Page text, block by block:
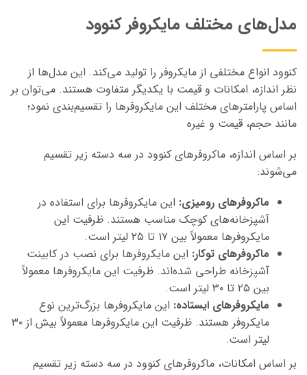
مدل‌های مختلف مایکروفر کنوود
کنوود انواع مختلفی از مایکروفر را تولید می‌کند. این مدل‌ها از
نظر اندازه، امکانات و قیمت با یکدیگر متفاوت هستند. می‌توان بر
اساس پارامترهای مختلف این مایکروفرها را تقسیم‌بندی نمود؛
مانند حجم، قیمت و غیره
بر اساس اندازه، ماکروفرهای کنوود در سه دسته زیر تقسیم
می‌شوند:
ماکروفرهای رومیزی: این مایکروفرها برای استفاده در
آشپزخانه‌های کوچک مناسب هستند. ظرفیت این
مایکروفرها معمولاً بین ۱۷ تا ۲۵ لیتر است.
ماکروفرهای توکار: این مایکروفرها برای نصب در کابینت
آشپزخانه طراحی شده‌اند. ظرفیت این مایکروفرها معمولاً
بین ۲۵ تا ۳۰ لیتر است.
مایکروفرهای ایستاده: این مایکروفرها بزرگ‌ترین نوع
مایکروفر هستند. ظرفیت این مایکروفرها معمولاً بیش از ۳۰
لیتر است.
بر اساس امکانات، ماکروفرهای کنوود در سه دسته زیر تقسیم